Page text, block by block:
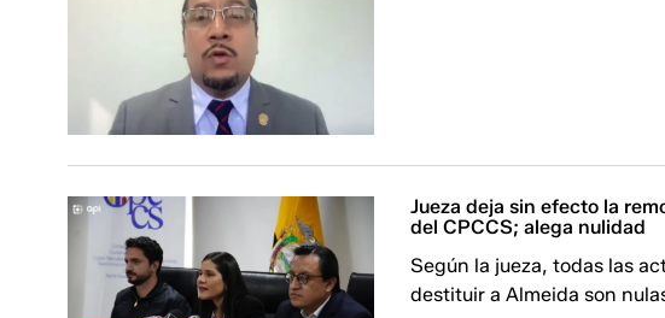
Jueza deja sin efecto la
del CPCCS; alega nulidad
Según la jueza, todas las
destituir a Almeida son